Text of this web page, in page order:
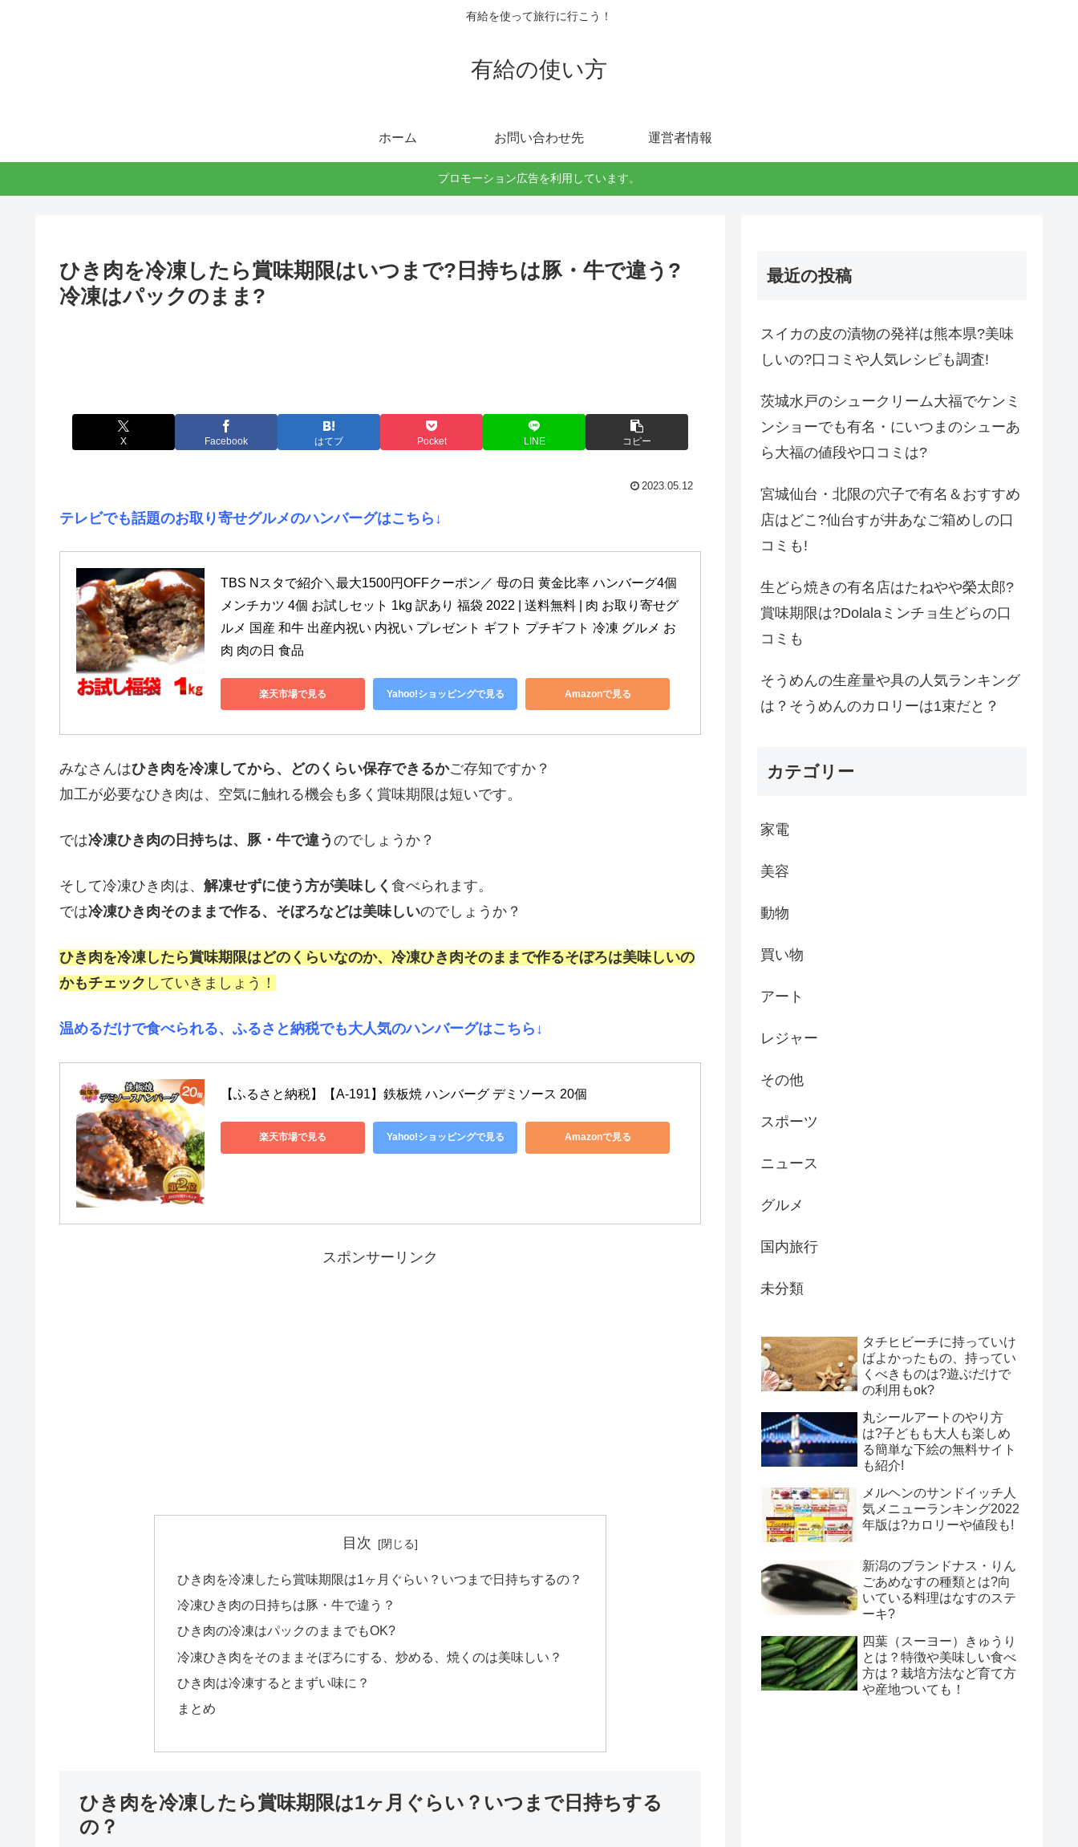
有給を使って旅行に行こう！
有給の使い方
ホーム お問い合わせ先 運営者情報
プロモーション広告を利用しています。
ひき肉を冷凍したら賞味期限はいつまで?日持ちは豚・牛で違う?
冷凍はパックのまま?
X Facebook はてブ Pocket LINE コピー
2023.05.12
テレビでも話題のお取り寄せグルメのハンバーグはこちら↓
TBS Nスタで紹介＼最大1500円OFFクーポン／ 母の日 黄金比率 ハンバーグ4個
メンチカツ 4個 お試しセット 1kg 訳あり 福袋 2022 | 送料無料 | 肉 お取り寄せグ
ルメ 国産 和牛 出産内祝い 内祝い プレゼント ギフト プチギフト 冷凍 グルメ お
肉 肉の日 食品
楽天市場で見る Yahoo!ショッピングで見る Amazonで見る
みなさんはひき肉を冷凍してから、どのくらい保存できるかご存知ですか？
加工が必要なひき肉は、空気に触れる機会も多く賞味期限は短いです。
では冷凍ひき肉の日持ちは、豚・牛で違う のでしょうか？
そして冷凍ひき肉は、 解凍せずに使う方が美味しく 食べられます。
では冷凍ひき肉そのままで作る、そぼろなどは美味しいのでしょうか？
ひき肉を冷凍したら賞味期限はどのくらいなのか、冷凍ひき肉そのままで作るそぼろは美味しいの
かもチェック していきましょう！
温めるだけで食べられる、ふるさと納税でも大人気のハンバーグはこちら↓
【ふるさと納税】【A-191】鉄板焼 ハンバーグ デミソース 20個
楽天市場で見る Yahoo!ショッピングで見る Amazonで見る
スポンサーリンク
目次
ひき肉を冷凍したら賞味期限は1ヶ月ぐらい？いつまで日持ちするの？
冷凍ひき肉の日持ちは豚・牛で違う？
ひき肉の冷凍はパックのままでもOK?
冷凍ひき肉をそのままそぼろにする、炒める、焼くのは美味しい？
ひき肉は冷凍するとまずい味に？
まとめ
ひき肉を冷凍したら賞味期限は1ヶ月ぐらい？いつまで日持ちする
の？
最近の投稿
スイカの皮の漬物の発祥は熊本県?美味
しいの?口コミや人気レシピも調査!
茨城水戸のシュークリーム大福でケンミ
ンショーでも有名・にいつまのシューあ
ら大福の値段や口コミは?
宮城仙台・北限の穴子で有名＆おすすめ
店はどこ?仙台すが井あなご箱めしの口
コミも!
生どら焼きの有名店はたねやや榮太郎?
賞味期限は?Dolalaミンチョ生どらの口
コミも
そうめんの生産量や具の人気ランキング
は？そうめんのカロリーは1束だと？
カテゴリー
家電
美容
動物
買い物
アート
レジャー
その他
スポーツ
ニュース
グルメ
国内旅行
未分類
タチヒビーチに持っていけ
ばよかったもの、持ってい
くべきものは?遊ぶだけで
の利用もok?
丸シールアートのやり方
は?子どもも大人も楽しめ
る簡単な下絵の無料サイト
も紹介!
メルヘンのサンドイッチ人
気メニューランキング2022
年版は?カロリーや値段も!
新潟のブランドナス・りん
ごあめなすの種類とは?向
いている料理はなすのステ
ーキ?
四葉（スーヨー）きゅうり
とは？特徴や美味しい食べ
方は？栽培方法など育て方
や産地ついても！